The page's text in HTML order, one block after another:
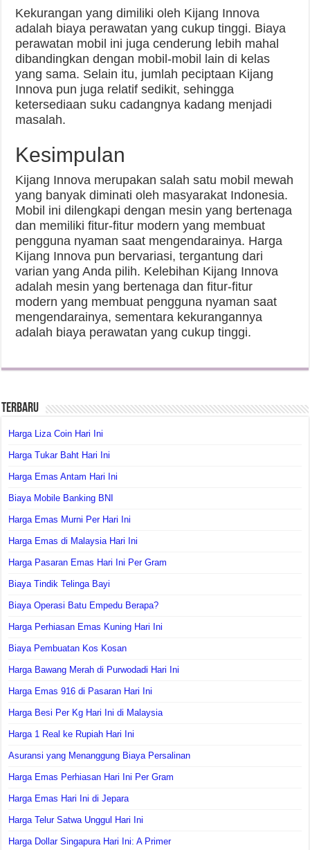
Kekurangan yang dimiliki oleh Kijang Innova
adalah biaya perawatan yang cukup tinggi. Biaya
perawatan mobil ini juga cenderung lebih mahal
dibandingkan dengan mobil-mobil lain di kelas
yang sama. Selain itu, jumlah peciptaan Kijang
Innova pun juga relatif sedikit, sehingga
ketersediaan suku cadangnya kadang menjadi
masalah.
Kesimpulan
Kijang Innova merupakan salah satu mobil mewah
yang banyak diminati oleh masyarakat Indonesia.
Mobil ini dilengkapi dengan mesin yang bertenaga
dan memiliki fitur-fitur modern yang membuat
pengguna nyaman saat mengendarainya. Harga
Kijang Innova pun bervariasi, tergantung dari
varian yang Anda pilih. Kelebihan Kijang Innova
adalah mesin yang bertenaga dan fitur-fitur
modern yang membuat pengguna nyaman saat
mengendarainya, sementara kekurangannya
adalah biaya perawatan yang cukup tinggi.
Terbaru
Harga Liza Coin Hari Ini
Harga Tukar Baht Hari Ini
Harga Emas Antam Hari Ini
Biaya Mobile Banking BNI
Harga Emas Murni Per Hari Ini
Harga Emas di Malaysia Hari Ini
Harga Pasaran Emas Hari Ini Per Gram
Biaya Tindik Telinga Bayi
Biaya Operasi Batu Empedu Berapa?
Harga Perhiasan Emas Kuning Hari Ini
Biaya Pembuatan Kos Kosan
Harga Bawang Merah di Purwodadi Hari Ini
Harga Emas 916 di Pasaran Hari Ini
Harga Besi Per Kg Hari Ini di Malaysia
Harga 1 Real ke Rupiah Hari Ini
Asuransi yang Menanggung Biaya Persalinan
Harga Emas Perhiasan Hari Ini Per Gram
Harga Emas Hari Ini di Jepara
Harga Telur Satwa Unggul Hari Ini
Harga Dollar Singapura Hari Ini: A Primer